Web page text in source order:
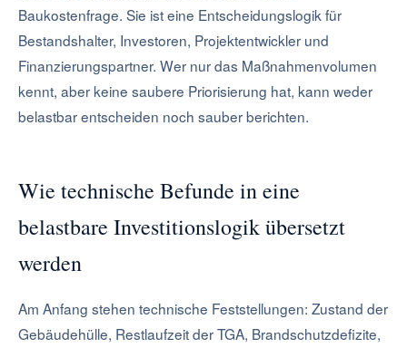
Baukostenfrage. Sie ist eine Entscheidungslogik für
Bestandshalter, Investoren, Projektentwickler und
Finanzierungspartner. Wer nur das Maßnahmenvolumen
kennt, aber keine saubere Priorisierung hat, kann weder
belastbar entscheiden noch sauber berichten.
Wie technische Befunde in eine
belastbare Investitionslogik übersetzt
werden
Am Anfang stehen technische Feststellungen: Zustand der
Gebäudehülle, Restlaufzeit der TGA, Brandschutzdefizite,